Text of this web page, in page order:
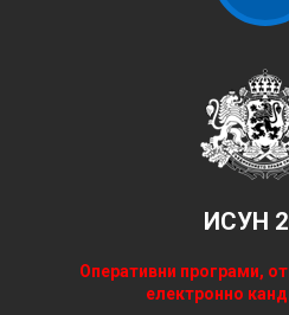
ИСУН
Оперативни програми,
електронно